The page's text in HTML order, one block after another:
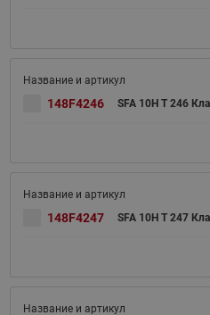
148F4246 SFA 10H T 246
148F4247 SFA 10H T 247